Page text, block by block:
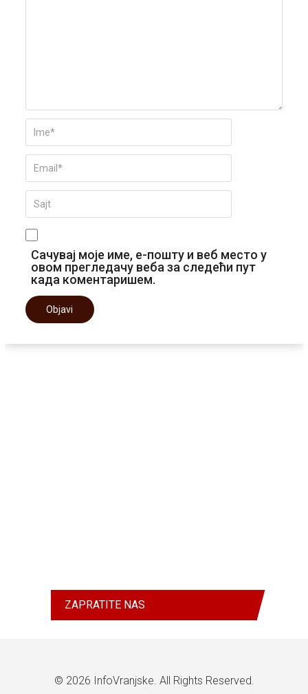
Сачувај моје име, е-пошту и веб место у
овом прегледачу веба за следећи пут
када коментаришем.
ZAPRATITE NAS
© 2026 InfoVranjske. All Rights Reserved.